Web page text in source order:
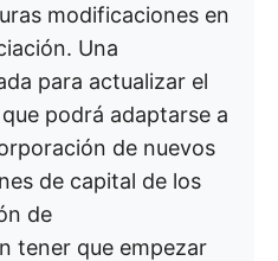
modificaciones en
Una
para actualizar el
podrá adaptarse a
de nuevos
de capital de los
de
tener que empezar